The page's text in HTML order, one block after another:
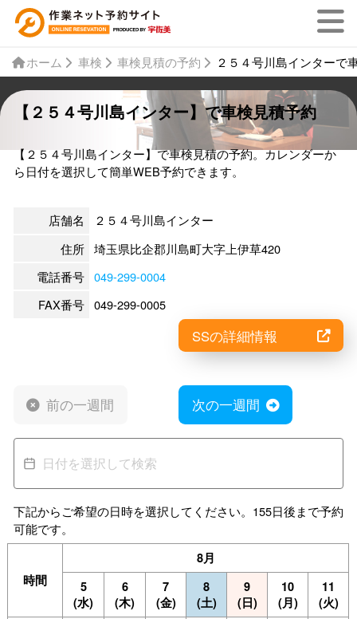
ホーム 車検 車検見積の予約 ２５４号川島インターで
【２５４号川島インター】で車検見積予約
【２５４号川島インター】で車検見積の予約。カレンダーか
ら日付を選択して簡単WEB予約できます。
店舗名
２５４号川島インター
住所 埼玉県比企郡川島町大字上伊草420
電話番号 049-299-0004
FAX番号 049-299-0005
SSの詳細情報
前の一週間 次の一週間
下記からご希望の日時を選択してください。155日後まで予約
可能です。
時間
8月
5
(水)
6
(木)
7
(金)
8
(土)
9
(日)
10
(月)
11
(火)